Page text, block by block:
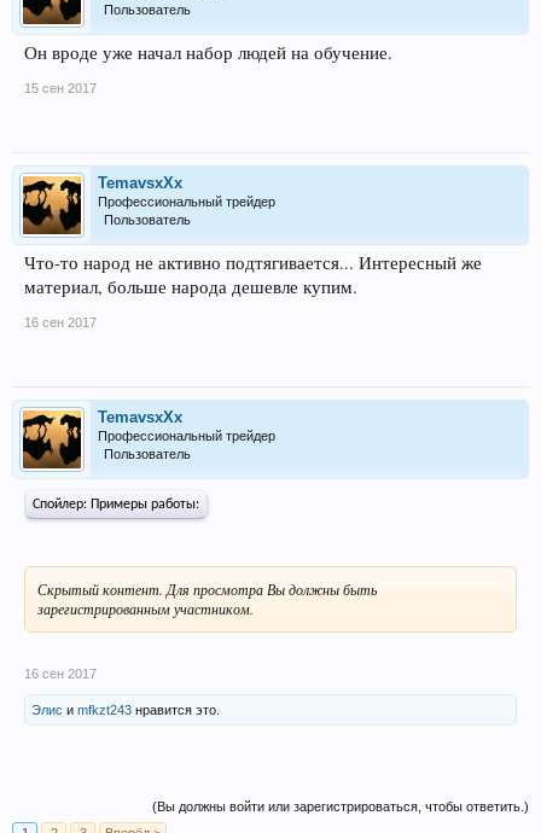
Пользователь
Он вроде уже начал набор людей на обучение.
15 сен 2017
TemavsxXx
Профессиональный трейдер
Пользователь
Что-то народ не активно подтягивается... Интересный же
материал, больше народа дешевле купим.
16 сен 2017
TemavsxXx
Профессиональный трейдер
Пользователь
Спойлер: Примеры работы:
Скрытый контент. Для просмотра Вы должны быть
зарегистрированным участником.
16 сен 2017
Элис и mfkzt243 нравится это.
(Вы должны войти или зарегистрироваться, чтобы ответить.)